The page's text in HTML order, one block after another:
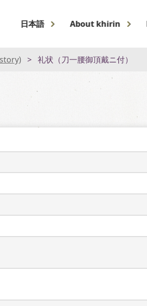
日本語 About khirin
礼状（刀一腰御頂戴ニ付）